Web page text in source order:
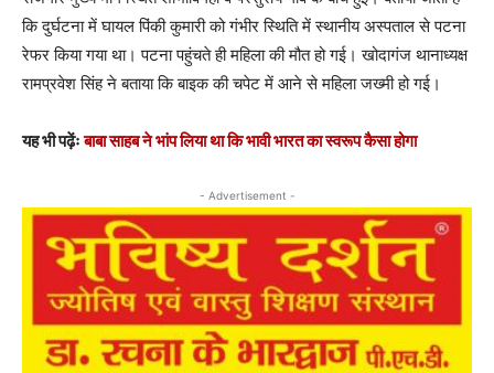
कि दुर्घटना में घायल पिंकी कुमारी को गंभीर स्थिति में स्थानीय अस्पताल से पटना
रेफर किया गया था। पटना पहुंचते ही महिला की मौत हो गई। खोदागंज थानाध्यक्ष
रामप्रवेश सिंह ने बताया कि बाइक की चपेट में आने से महिला जख्मी हो गई।
यह भी पढ़ेंःबाबा साहब ने भांप लिया था कि भावी भारत का स्वरूप कैसा होगा
- Advertisement -